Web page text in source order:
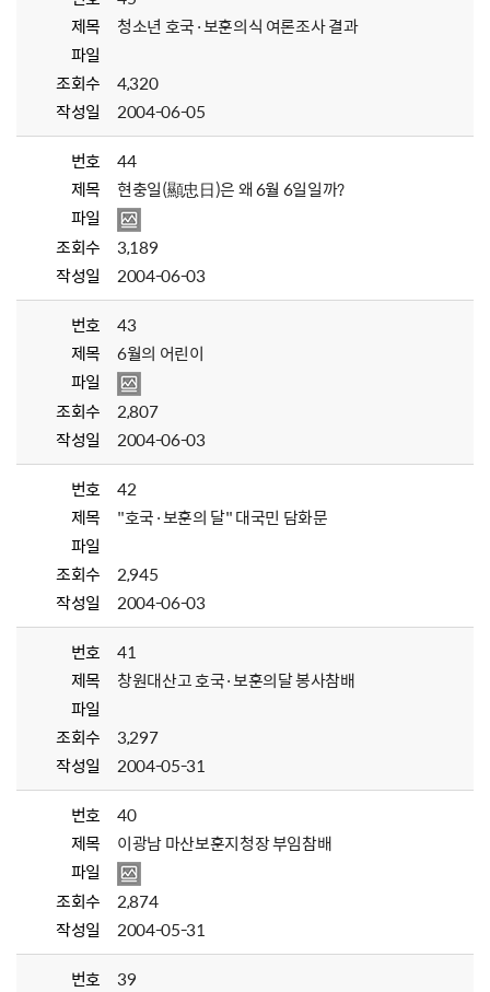
제목
청소년 호국·보훈의식 여론조사 결과
파일
조회수
4,320
작성일
2004-06-05
번호
44
제목
현충일(顯忠日)은 왜 6월 6일일까?
파일
조회수
3,189
작성일
2004-06-03
번호
43
제목
6월의 어린이
파일
조회수
2,807
작성일
2004-06-03
번호
42
제목
"호국·보훈의 달" 대국민 담화문
파일
조회수
2,945
작성일
2004-06-03
번호
41
제목
창원대산고 호국·보훈의달 봉사참배
파일
조회수
3,297
작성일
2004-05-31
번호
40
제목
이광남 마산보훈지청장 부임참배
파일
조회수
2,874
작성일
2004-05-31
번호
39